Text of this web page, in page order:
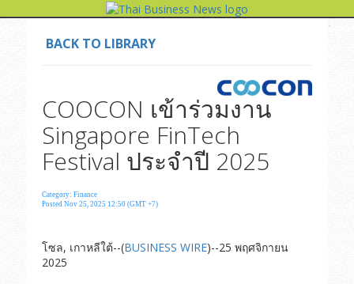
BACK TO LIBRARY
COOCON เข้าร่วมงาน
Singapore FinTech
Festival ประจำปี 2025
Category: Finance
Posted Nov 25, 2025 12:50 (GMT +7)
โซล, เกาหลีใต้--(BUSINESS WIRE)--25 พฤศจิกายน
2025